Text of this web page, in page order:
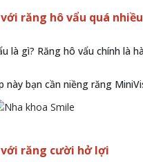
răng hô vẩu quá nhiều
là gì? Răng hô vẩu chính là
này bạn cần niềng răng
răng cười hở lợi